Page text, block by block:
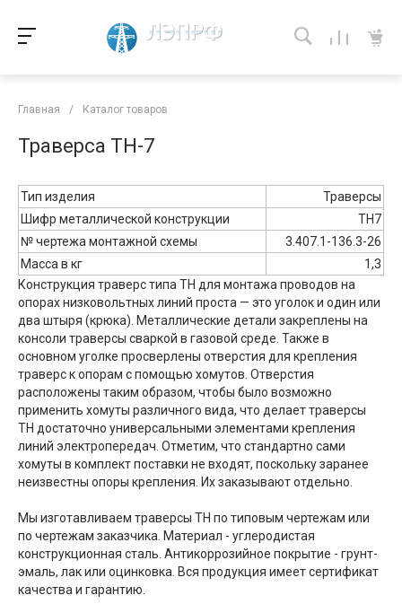
Главная / Каталог товаров
Траверса ТН-7
Тип изделия
Траверсы
Шифр металлической конструкции
ТН7
№ чертежа монтажной схемы
3.407.1-136.3-26
Масса в кг
1,3
Конструкция траверс типа ТН для монтажа проводов на
опорах низковольтных линий проста — это уголок и один или
два штыря (крюка). Металлические детали закреплены на
консоли траверсы сваркой в газовой среде. Также в
основном уголке просверлены отверстия для крепления
траверс к опорам с помощью хомутов. Отверстия
расположены таким образом, чтобы было возможно
применить хомуты различного вида, что делает траверсы
ТН достаточно универсальными элементами крепления
линий электропередач. Отметим, что стандартно сами
хомуты в комплект поставки не входят, поскольку заранее
неизвестны опоры крепления. Их заказывают отдельно.
Мы изготавливаем траверсы ТН по типовым чертежам или
по чертежам заказчика. Материал - углеродистая
конструкционная сталь. Антикоррозийное покрытие - грунт-
эмаль, лак или оцинковка. Вся продукция имеет сертификат
качества и гарантию.